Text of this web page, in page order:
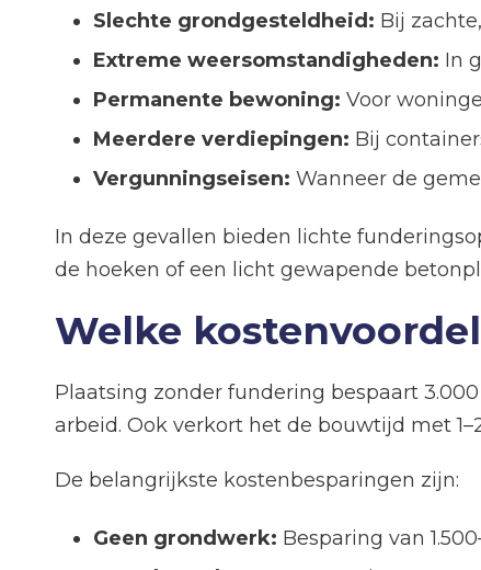
Slechte grondgesteldheid: Bij
Extreme weersomstandigheden: In
Permanente bewoning: Voor
Meerdere verdiepingen: Bij
Vergunningseisen: Wanneer de
In deze gevallen bieden lichte
de hoeken of een licht gewapende
Welke
Plaatsing zonder fundering bespaart
arbeid. Ook verkort het de bouwtijd met
De belangrijkste kostenbesparingen zijn:
Geen grondwerk: Besparing van